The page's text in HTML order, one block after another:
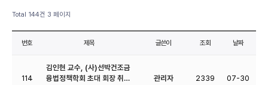
Total 144건 3 페이지
번호 제목 글쓴이 조회 날짜
114
김인현 교수, (사)선박건조금
융법정책학회 초대 회장 취…
관리자 2339 07-30